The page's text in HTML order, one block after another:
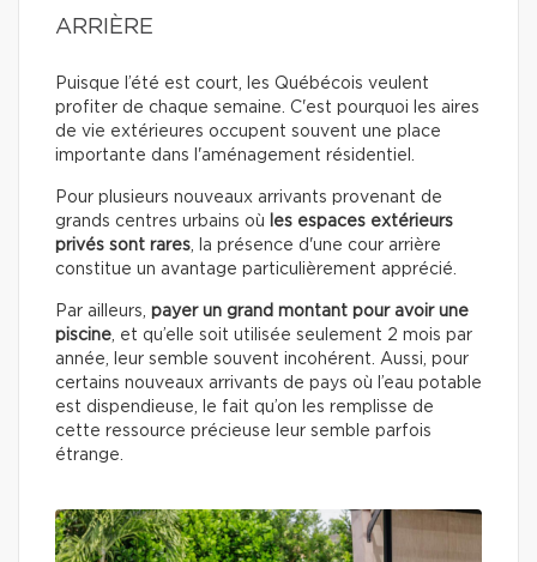
ARRIÈRE
Puisque l’été est court, les Québécois veulent
profiter de chaque semaine. C'est pourquoi les aires
de vie extérieures occupent souvent une place
importante dans l'aménagement résidentiel.
Pour plusieurs nouveaux arrivants provenant de
grands centres urbains où
les espaces extérieurs
privés sont rares, la présence d'une cour arrière
constitue un avantage particulièrement apprécié.
Par ailleurs, payer un grand montant pour avoir une
piscine, et qu’elle soit utilisée seulement 2 mois par
année, leur semble souvent incohérent. Aussi, pour
certains nouveaux arrivants de pays où l’eau potable
est dispendieuse, le fait qu’on les remplisse de
cette ressource précieuse leur semble parfois
étrange.